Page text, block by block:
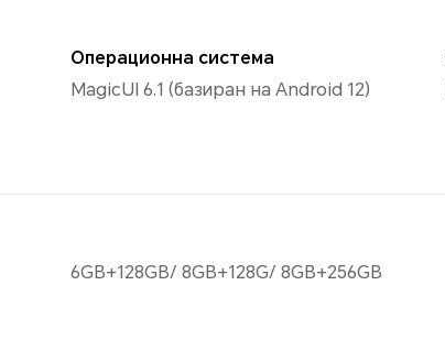
Операционна система
MagicUI 6.1 (базиран на Android 12)
6GB+128GB/ 8GB+128G/ 8GB+256GB